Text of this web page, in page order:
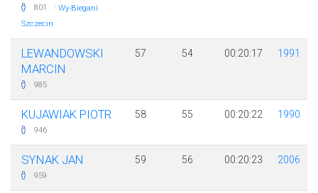
801 · Wy-Biegani
Szczecin
LEWANDOWSKI
MARCIN
985
57 54 00:20:17 1991
KUJAWIAK PIOTR
946
58 55 00:20:22 1990
SYNAK JAN
959
59 56 00:20:23 2006